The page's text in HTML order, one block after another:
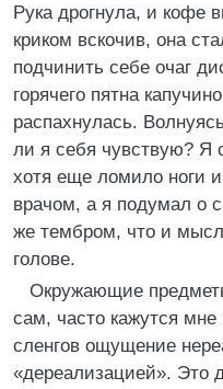
Рука дрогнула, и кофе
криком вскочив, она
подчинить себе очаг
горячего пятна
распахнулась.
ли я себя чувствую? Я
хотя еще ломило ноги
врачом, а я подумал о
же тембром, что и
голове.
Окружающие
сам, часто кажутся
сленгов ощущение
«дереализацией». Это